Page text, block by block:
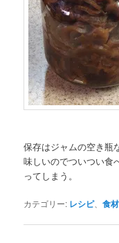
保存はジャムの空き瓶
味しいのでついつい食
ってしまう。
カテゴリー: レシピ、食材